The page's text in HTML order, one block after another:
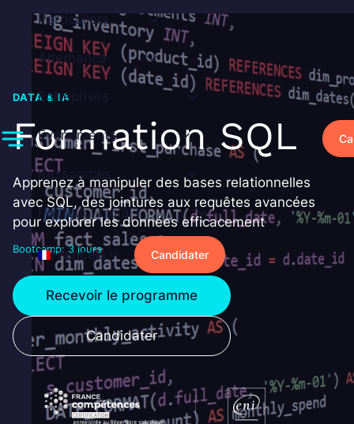
contenu
Particuliers
Alternance
Entreprises
Événements
Ressources
Pourquoi Liora ?
Français Candidater
DATA & IA
Formation SQL
Apprenez à manipuler des bases relationnelles
avec SQL, des jointures aux requêtes avancées
pour explorer les données efficacement
Bootcamp: 3 jours
Recevoir le programme
Candidater